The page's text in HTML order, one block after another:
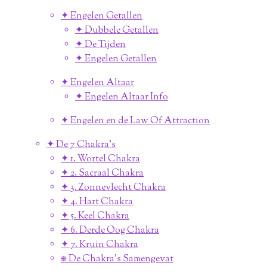
✦ Engelen Getallen
✦ Dubbele Getallen
✦ De Tijden
✦ Engelen Getallen
✦ Engelen Altaar
✦ Engelen Altaar Info
✦ Engelen en de Law Of Attraction
✦ De 7 Chakra's
✦ 1. Wortel Chakra
✦ 2. Sacraal Chakra
✦ 3. Zonnevlecht Chakra
✦ 4. Hart Chakra
✦ 5. Keel Chakra
✦ 6. Derde Oog Chakra
✦ 7. Kruin Chakra
⎈ De Chakra's Samengevat